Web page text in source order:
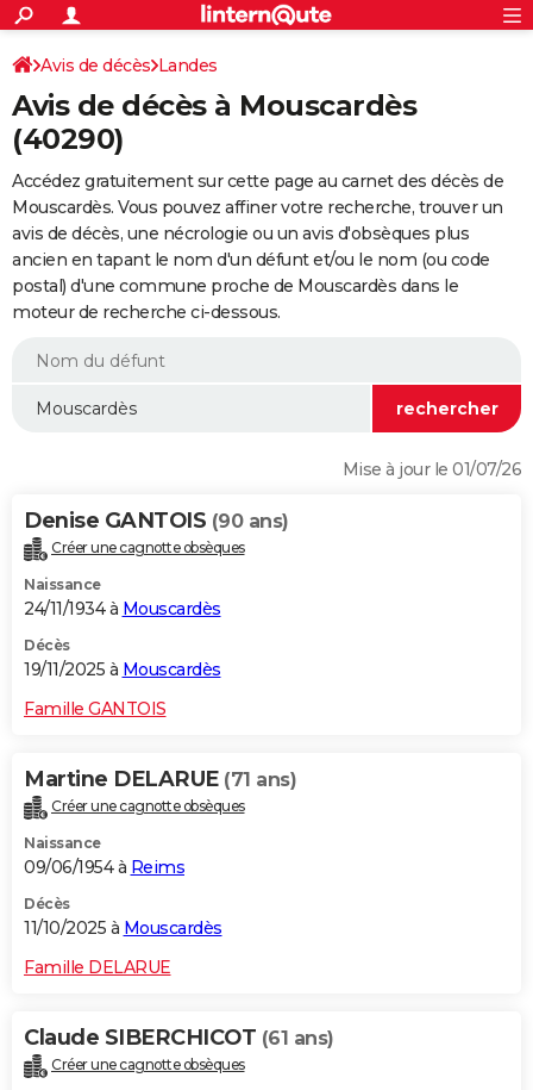
ACTUALITÉS
Politique
Société
Faits Divers
Education
Monde
Villes
+
SPORT
Coupe du monde 2026
Football
Tennis
Cyclisme
Rugby
Forum
FINANCE
Retraite
Impôts
Epargne
Immobilier
Risques naturels par ville
Banque
Assurance
Crédit
Essais
Réserver un essai
Citadines
Berlines
SUV
Forum auto
+
HIGH-TECH
Mobiles
Meilleur smartphone
Internet
Ordinateurs
Jeux vidéo
Guide high-tech
+BRICOLAGE
Forum
Aménagement intérieur
Extérieur
Cuisine
Salle de bains
Jardinage
Rangement
WEEK-END
Guides de France
Escapades
Patrimoine
Expositions
Musées
Week-end nature
LIFESTYLE
Alimentation
Guide de la santé
Maladies
Médicaments
Sommeil
VOYAGE
Destinations
City break
Voyage nature
Voyage de noces
Forum
Climat
+PHOTO
GUIDES D'ACHAT
BONS PLANS
CARTE DE VOEUX
Dictionnaire
Biographies
Citations
Expressions
Proverbes
PROGRAMME TV
COPAINS D'AVANT
S'inscrire
Se connecter
Lycées
Collèges
Primaires
Universités
Entreprises
Service militaire
Avis de recherche
AVIS DE DÉCÈS
Avis de décès Landes
Avis de décès à Mouscardès
(40290)
Accédez gratuitement sur cette page au carnet des décès de
Mouscardès. Vous pouvez affiner votre recherche, trouver un
avis de décès, une nécrologie ou un avis d'obsèques plus
ancien en tapant le nom d'un défunt et/ou le nom (ou code
postal) d'une commune proche de Mouscardès dans le
moteur de recherche ci-dessous.
Mise à jour le 01/07/26
Denise GANTOIS (90 ans)
Créer une cagnotte obsèques
Naissance
24/11/1934 à Mouscardès
Décès
19/11/2025 à Mouscardès
Famille GANTOIS
Martine DELARUE (71 ans)
Créer une cagnotte obsèques
Naissance
09/06/1954 à Reims
Décès
11/10/2025 à Mouscardès
Famille DELARUE
Claude SIBERCHICOT (61 ans)
Créer une cagnotte obsèques